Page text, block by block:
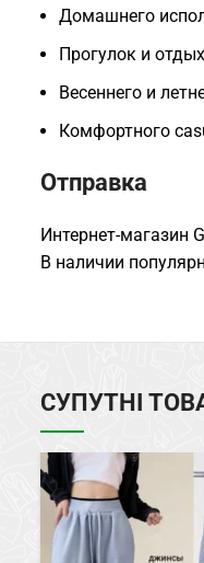
Домашнего
Прогулок и
Весеннего и
Комфортного
Отправка
Интернет-магазин
В наличии
СУПУТНІ